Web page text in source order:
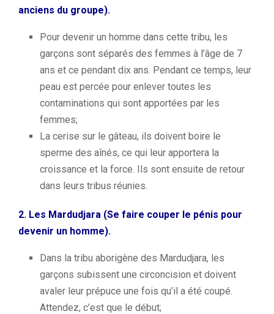
anciens du groupe).
Pour devenir un homme dans cette tribu, les
garçons sont séparés des femmes à l’âge de 7
ans et ce pendant dix ans. Pendant ce temps, leur
peau est percée pour enlever toutes les
contaminations qui sont apportées par les
femmes;
La cerise sur le gâteau, ils doivent boire le
sperme des aînés, ce qui leur apportera la
croissance et la force. Ils sont ensuite de retour
dans leurs tribus réunies.
2. Les Mardudjara (Se faire couper le pénis pour
devenir un homme).
Dans la tribu aborigène des Mardudjara, les
garçons subissent une circoncision et doivent
avaler leur prépuce une fois qu’il a été coupé.
Attendez, c’est que le début;